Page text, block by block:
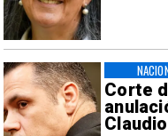
Corte